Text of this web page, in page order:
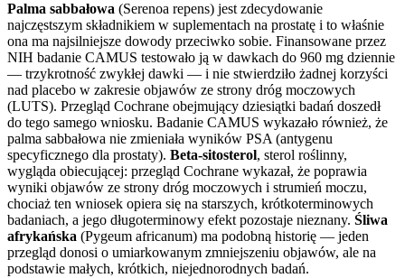
Palma sabbałowa (Serenoa repens) jest zdecydowanie
najczęstszym składnikiem w suplementach na prostatę i to właśnie
ona ma najsilniejsze dowody przeciwko sobie. Finansowane przez
NIH badanie CAMUS testowało ją w dawkach do 960 mg dziennie
— trzykrotność zwykłej dawki — i nie stwierdziło żadnej korzyści
nad placebo w zakresie objawów ze strony dróg moczowych
(LUTS). Przegląd Cochrane obejmujący dziesiątki badań doszedł
do tego samego wniosku. Badanie CAMUS wykazało również, że
palma sabbałowa nie zmieniała wyników PSA (antygenu
specyficznego dla prostaty). Beta-sitosterol, sterol roślinny,
wygląda obiecującej: przegląd Cochrane wykazał, że poprawia
wyniki objawów ze strony dróg moczowych i strumień moczu,
chociaż ten wniosek opiera się na starszych, krótkoterminowych
badaniach, a jego długoterminowy efekt pozostaje nieznany. Śliwa
afrykańska (Pygeum africanum) ma podobną historię — jeden
przegląd donosi o umiarkowanym zmniejszeniu objawów, ale na
podstawie małych, krótkich, niejednorodnych badań.